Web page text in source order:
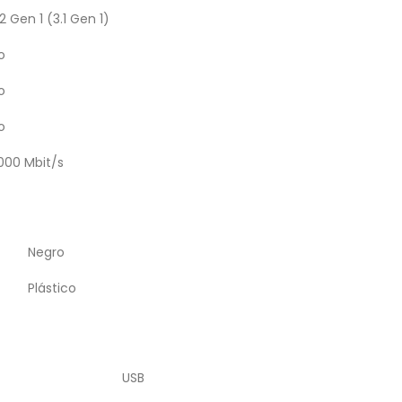
Gen 1 (3.1 Gen 1)
Mbit/s
Negro
Plástico
USB